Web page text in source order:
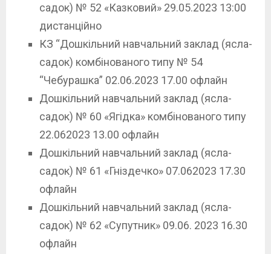
садок) № 52 «Казковий» 29.05.2023 13:00
дистанційно
КЗ “Дошкільний навчальний заклад (ясла-
садок) комбінованого типу № 54
“Чебурашка” 02.06.2023 17.00 офлайн
Дошкільний навчальний заклад (ясла-
садок) № 60 «Ягідка» комбінованого типу
22.062023 13.00 офлайн
Дошкільний навчальний заклад (ясла-
садок) № 61 «Гніздечко» 07.062023 17.30
офлайн
Дошкільний навчальний заклад (ясла-
садок) № 62 «Супутник» 09.06. 2023 16.30
офлайн